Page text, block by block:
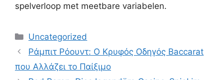
spelverloop met meetbare variabelen.
Categories
Uncategorized
Ράμπιτ Ρόουντ: Ο Κρυφός Οδηγός Baccarat
που Αλλάζει το Παίξιμο